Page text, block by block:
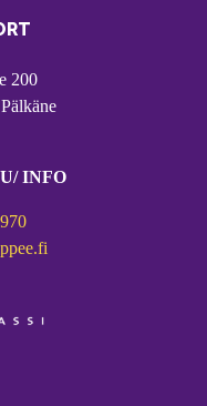
200
INFO